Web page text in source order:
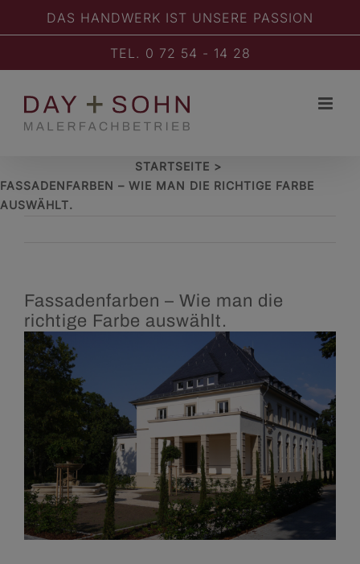
DAS HANDWERK IST UNSERE PASSION
TEL. 0 72 54 - 14 28
STARTSEITE
FASSADENFARBEN – WIE MAN DIE RICHTIGE FARBE
AUSWÄHLT.
Fassadenfarben – Wie man die
richtige Farbe auswählt.
Zeige
grösseres
Bild